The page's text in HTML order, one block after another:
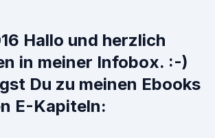
Hallo und herzlich
in meiner Infobox. :-)
Du zu meinen Ebooks
E-Kapiteln: